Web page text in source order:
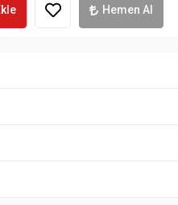
Hemen Al